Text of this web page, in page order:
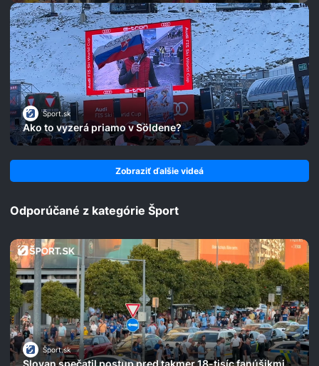
Šport.sk
Ako to vyzerá priamo v Söldene?
Zobraziť ďalšie videá
Odporúčané z kategórie Šport
Šport.sk